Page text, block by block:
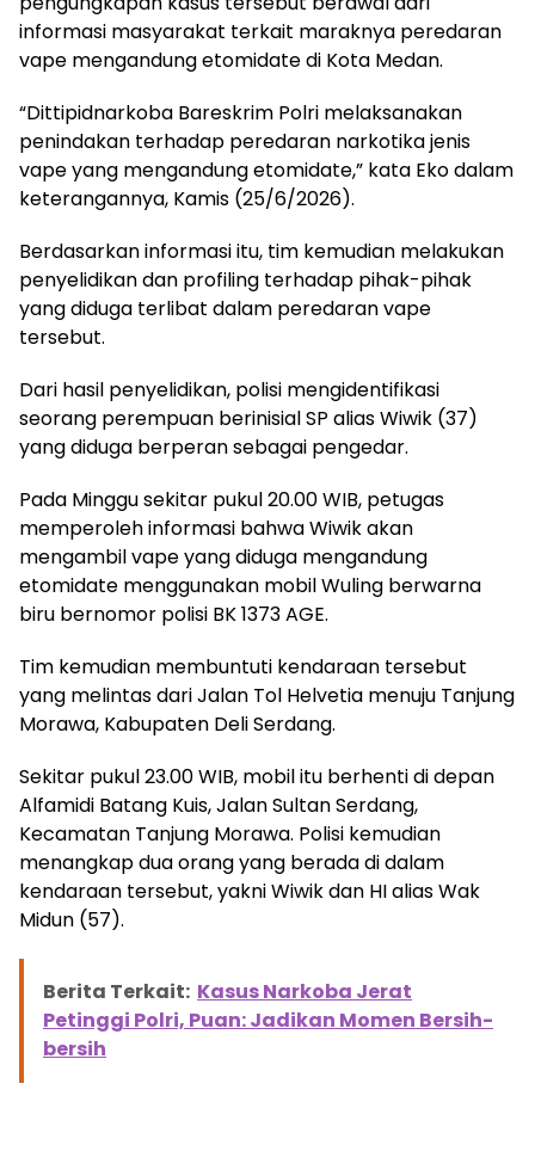
informasi masyarakat terkait maraknya peredaran
vape mengandung etomidate di Kota Medan.
“Dittipidnarkoba Bareskrim Polri melaksanakan
penindakan terhadap peredaran narkotika jenis
vape yang mengandung etomidate,” kata Eko dalam
keterangannya, Kamis (25/6/2026).
Berdasarkan informasi itu, tim kemudian melakukan
penyelidikan dan profiling terhadap pihak-pihak
yang diduga terlibat dalam peredaran vape
tersebut.
Dari hasil penyelidikan, polisi mengidentifikasi
seorang perempuan berinisial SP alias Wiwik (37)
yang diduga berperan sebagai pengedar.
Pada Minggu sekitar pukul 20.00 WIB, petugas
memperoleh informasi bahwa Wiwik akan
mengambil vape yang diduga mengandung
etomidate menggunakan mobil Wuling berwarna
biru bernomor polisi BK 1373 AGE.
Tim kemudian membuntuti kendaraan tersebut
yang melintas dari Jalan Tol Helvetia menuju Tanjung
Morawa, Kabupaten Deli Serdang.
Sekitar pukul 23.00 WIB, mobil itu berhenti di depan
Alfamidi Batang Kuis, Jalan Sultan Serdang,
Kecamatan Tanjung Morawa. Polisi kemudian
menangkap dua orang yang berada di dalam
kendaraan tersebut, yakni Wiwik dan HI alias Wak
Midun (57).
Berita Terkait: Kasus Narkoba Jerat
Petinggi Polri, Puan: Jadikan Momen Bersih-
bersih